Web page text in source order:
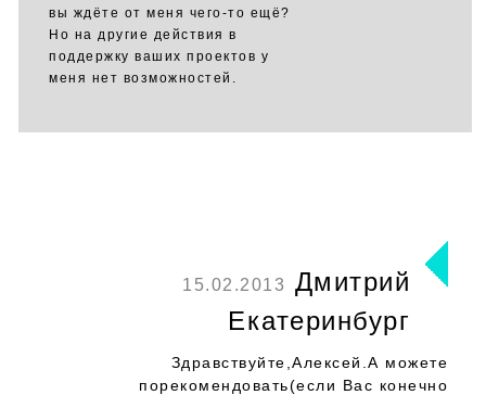
вы ждёте от меня чего-то ещё?
Но на другие действия в
поддержку ваших проектов у
меня нет возможностей.
15.02.2013
Дмитрий
Екатеринбург
Здравствуйте,Алексей.А можете
порекомендовать(если Вас конечно